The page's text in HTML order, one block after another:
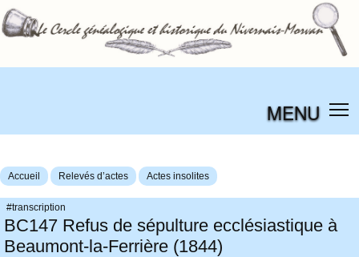
MENU
Accueil Relevés d’actes Actes insolites
#transcription
BC147 Refus de sépulture ecclésiastique à
Beaumont-la-Ferrière (1844)